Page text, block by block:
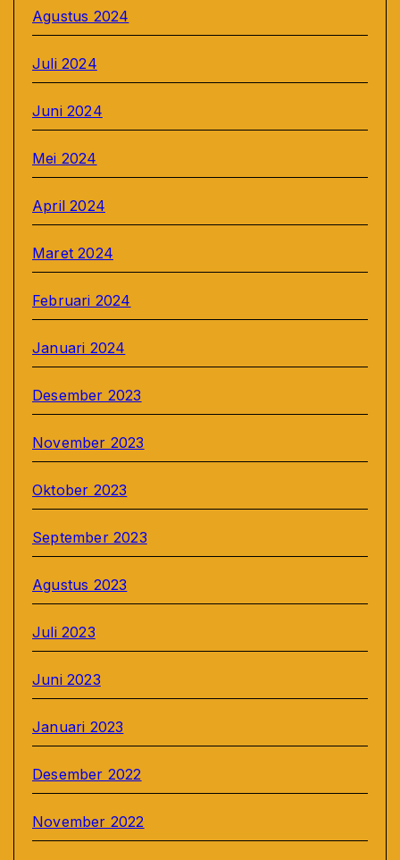
Agustus 2024
Juli 2024
Juni 2024
Mei 2024
April 2024
Maret 2024
Februari 2024
Januari 2024
Desember 2023
November 2023
Oktober 2023
September 2023
Agustus 2023
Juli 2023
Juni 2023
Januari 2023
Desember 2022
November 2022